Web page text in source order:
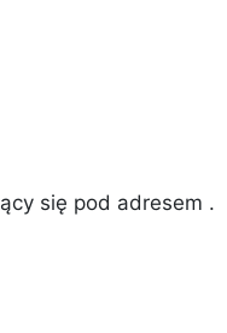
się pod adresem .